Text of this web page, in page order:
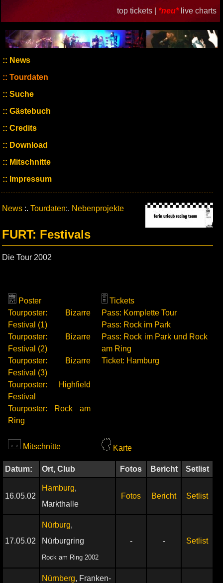
top tickets | *neu* live charts
News
Tourdaten
Suche
Gästebuch
Credits
Download
Mitschnitte
Impressum
News :. Tourdaten:. Nebenprojekte
FURT: Festivals
Die Tour 2002
Poster
Tourposter: Bizarre
Festival (1)
Tourposter: Bizarre
Festival (2)
Tourposter: Bizarre
Festival (3)
Tourposter: Highfield
Festival
Tourposter: Rock am
Ring
Tickets
Pass: Komplette Tour
Pass: Rock im Park
Pass: Rock im Park und Rock
am Ring
Ticket: Hamburg
Mitschnitte Karte
Datum: Ort, Club Fotos Bericht Setlist
16.05.02
Hamburg,
Markthalle
Fotos Bericht Setlist
17.05.02
Nürburg,
Nürburgring
Rock am Ring 2002
- - Setlist
Nürnberg, Franken-